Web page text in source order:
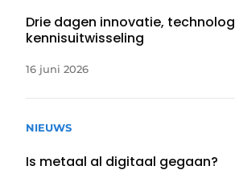
Drie dagen innovatie,
kennisuitwisseling
16 juni 2026
NIEUWS
Is metaal al digitaal gegaan?